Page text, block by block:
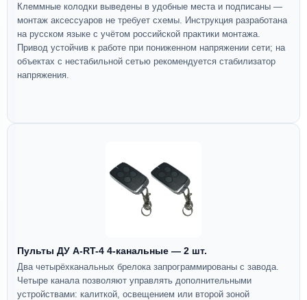
Клеммные колодки выведены в удобные места и подписаны —
монтаж аксессуаров не требует схемы. Инструкция разработана
на русском языке с учётом российской практики монтажа.
Привод устойчив к работе при пониженном напряжении сети; на
объектах с нестабильной сетью рекомендуется стабилизатор
напряжения.
Пульты ДУ A-RT-4 4-канальные — 2 шт.
Два четырёхканальных брелока запрограммированы с завода.
Четыре канала позволяют управлять дополнительными
устройствами: калиткой, освещением или второй зоной